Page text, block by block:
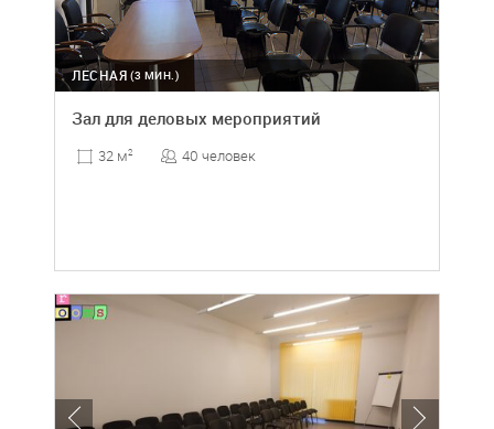
(3 МИН.)
ЛЕСНАЯ
Зал для деловых мероприятий
32 м2 40 человек